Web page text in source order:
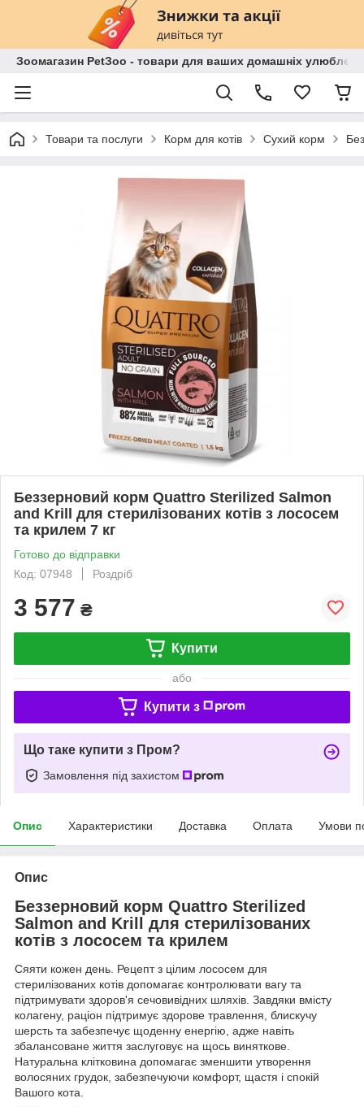
Зоомагазин PetЗoo - товари для ваших домашніх
Товари та послуги Корм для котів Сухий корм
Беззерновий корм Quattro Sterilized Salmon
and Krill для стерилізованих котів з лососем
та крилем 7 кг
Готово до відправки
Код: 07948
Роздріб
3 577 ₴
Купити
або
Купити з
Що таке купити з Пром?
Замовлення під захистом
Опис Характеристики Доставка Оплата Умови
Опис
Беззерновий корм Quattro Sterilized
Salmon and Krill для стерилізованих
котів з лососем та крилем
Сяяти кожен день. Рецепт з цілим лососем для
стерилізованих котів допомагає контролювати вагу та
підтримувати здоров'я сечовивідних шляхів. Завдяки вмісту
колагену, раціон підтримує здорове травлення, блискучу
шерсть та забезпечує щоденну енергію, адже навіть
збалансоване життя заслуговує на щось виняткове.
Натуральна клітковина допомагає зменшити утворення
волосяних грудок, забезпечуючи комфорт, щастя і спокій
Вашого кота.